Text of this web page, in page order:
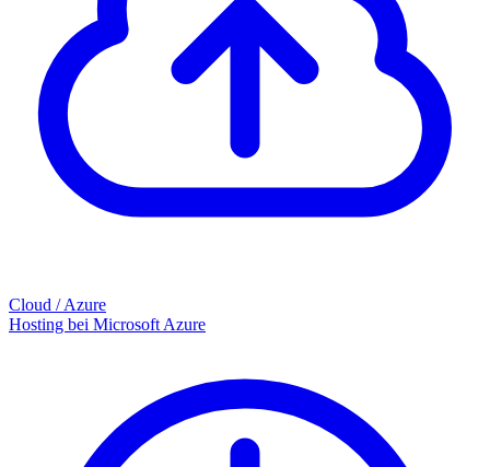
Cloud / Azure
Hosting bei Microsoft Azure